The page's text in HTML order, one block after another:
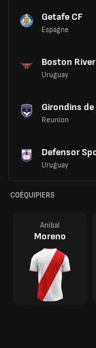
Getafe CF
Espagne
Boston River
Uruguay
Girondins
Reunion
Defensor
Uruguay
COÉQUIPIERS
Anibal
Moreno